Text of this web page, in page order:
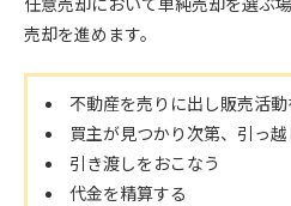
売却を進めます。
不動産を売りに出し販売活動
買主が見つかり次第、引っ
引き渡しをおこなう
代金を精算する